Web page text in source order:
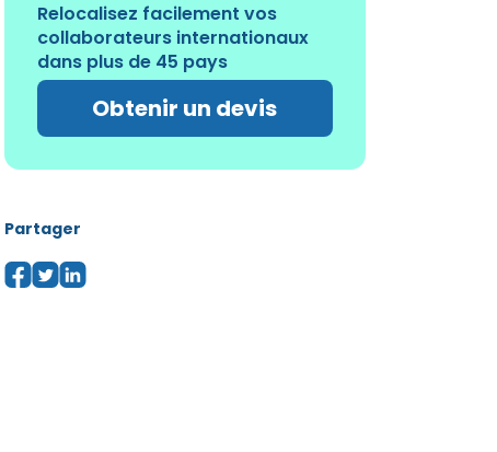
Relocalisez facilement vos
collaborateurs internationaux
dans plus de 45 pays
Obtenir un devis
Partager